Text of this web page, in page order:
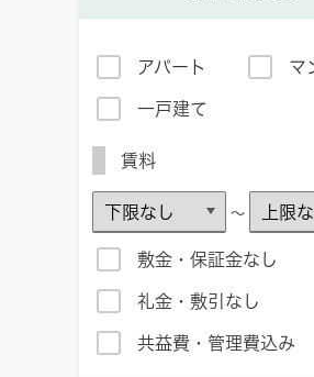
アパート マ
一戸建て
賃料
～
敷金・保証金なし
礼金・敷引なし
共益費・管理費込み